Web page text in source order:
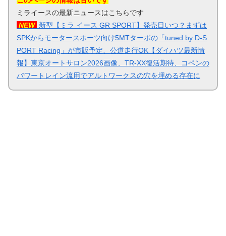
ミライースの最新ニュースはこちらです
NEW 新型【ミラ イース GR SPORT】発売日いつ？まずは
SPKからモータースポーツ向け5MTターボの「tuned by D-S
PORT Racing」が市販予定、公道走行OK【ダイハツ最新情
報】東京オートサロン2026画像、TR-XX復活期待、コペンの
パワートレイン流用でアルトワークスの穴を埋める存在に